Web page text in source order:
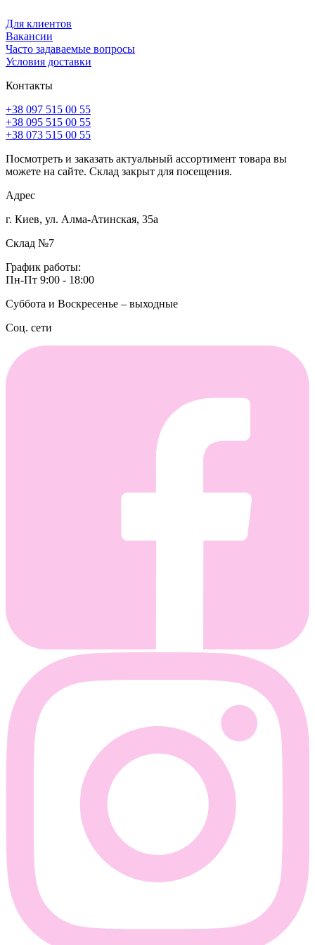
Для клиентов
Вакансии
Часто задаваемые вопросы
Условия доставки
Контакты
+38 097 515 00 55
+38 095 515 00 55
+38 073 515 00 55
Посмотреть и заказать актуальный ассортимент товара вы
можете на сайте. Склад закрыт для посещения.
Адрес
г. Киев, ул. Алма-Атинская, 35а
Склад №7
График работы:
Пн-Пт 9:00 - 18:00
Суббота и Воскресенье – выходные
Соц. сети